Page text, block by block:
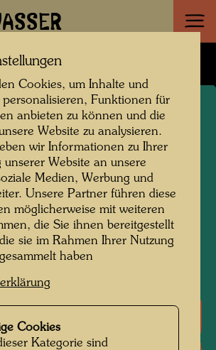
MUTTERTAG
Day
at home, May 15, 1943
Cookies, um Inhalte und
personalisieren, Funktionen für
anbieten zu können und die
Website zu analysieren.
wir Informationen zu Ihrer
unserer Website an unsere
Medien, Werbung und
Unsere Partner führen diese
möglicherweise mit weiteren
die Sie ihnen bereitgestellt
sie im Rahmen Ihrer Nutzung
haben
Cookies
Kategorie sind